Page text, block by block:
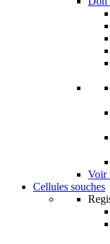
Voir
Cellules souches